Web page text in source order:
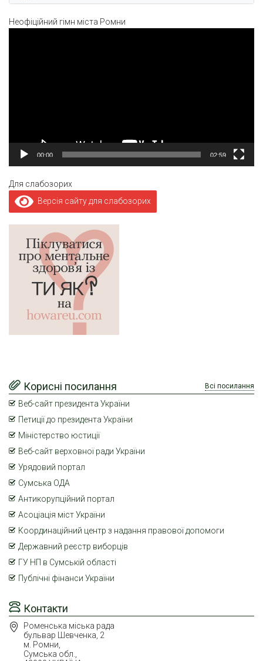
Неофіційний гімн міста Ромни
00:00 02:59
Для слабозорих
Версія сайту для слабозорих
Контакти
Роменська міська рада
бульвар Шевченка, 2
м. Ромни,
Сумська обл.,
Корисні посилання Всі посилання
Веб-сайт президента України
Петиції до президента України
Міністерство юстиції
Веб-сайт верховної ради України
Урядовий портал
Сумська ОДА
Антикорупційний портал
Асоціація міст України
Координаційний центр з надання правової допомоги
Державний реєстр виборців
ГУ НП в Сумській області
Публічні фінанси України